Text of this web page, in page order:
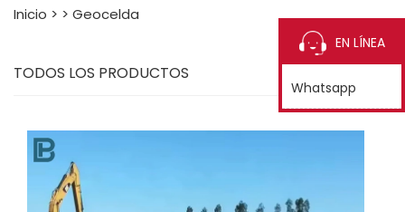
Inicio > > Geocelda
TODOS LOS PRODUCTOS
EN LÍNEA
Whatsapp